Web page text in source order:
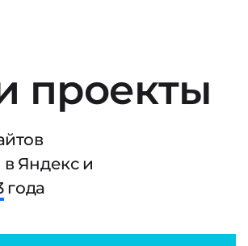
проекты
Яндекс и
года